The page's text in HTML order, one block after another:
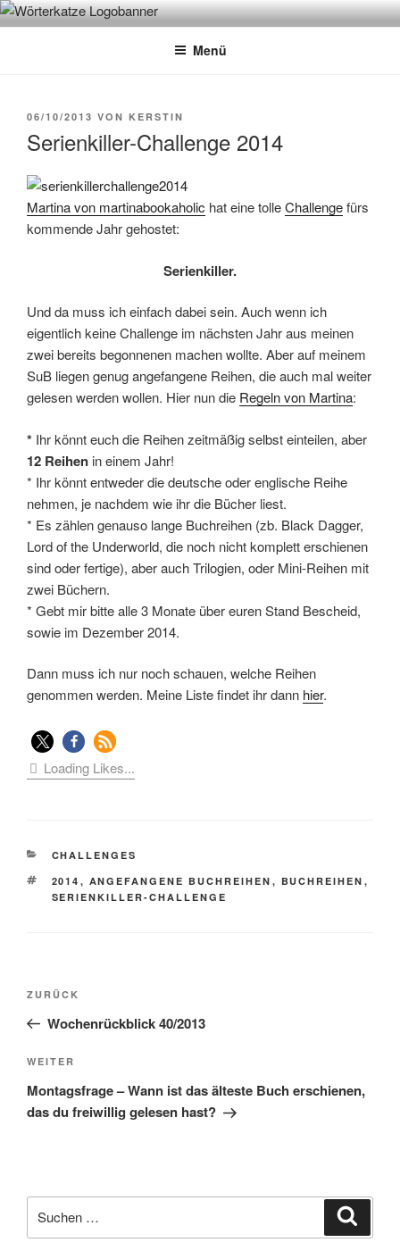
Zum
InhaltWÖRTERKATZE
Von Büchern erzählen
Menü
VERÖFFENTLICHT
06/10/2013 VON KERSTIN
Serienkiller-Challenge 2014
Martina von martinabookaholic hat eine tolleChallengefürs
kommende Jahr gehostet:
Serienkiller.
Und da muss ich einfach dabei sein. Auch wenn ich
eigentlich keine Challenge im nächsten Jahr aus meinen
zwei bereits begonnenen machen wollte. Aber auf meinem
SuB liegen genug angefangene Reihen, die auch mal weiter
gelesen werden wollen. Hier nun die Regeln von Martina:
* Ihr könnt euch die Reihen zeitmäßig selbst einteilen, aber
12 Reihen in einem Jahr!
* Ihr könnt entweder die deutsche oder englische Reihe
nehmen, je nachdem wie ihr die Bücher liest.
* Es zählen genauso lange Buchreihen (zb. Black Dagger,
Lord of the Underworld, die noch nicht komplett erschienen
sind oder fertige), aber auch Trilogien, oder Mini-Reihen mit
zwei Büchern.
* Gebt mir bitte alle 3 Monate über euren Stand Bescheid,
sowie im Dezember 2014.
Dann muss ich nur noch schauen, welche Reihen
genommen werden. Meine Liste findet ihr dann hier.
Loading Likes...
KATEGORIEN
CHALLENGES
SCHLAGWÖRTER
2014 , ANGEFANGENE BUCHREIHEN , BUCHREIHEN ,
SERIENKILLER-CHALLENGE
Beitragsnavigation
Vorheriger
Beitrag
ZURÜCK
Wochenrückblick 40/2013
Nächster
Beitrag
WEITER
Montagsfrage – Wann ist das älteste Buch erschienen,
das du freiwillig gelesen hast?
nach: